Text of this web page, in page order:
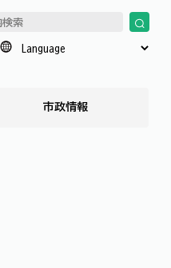
市政情報